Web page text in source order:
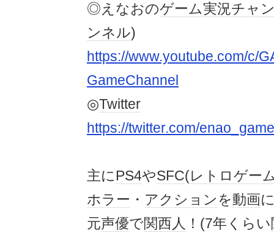
◎えなおのゲーム実況チャ
ンネル)
https://www.youtube.com/c/
GameChannel
◎Twitter
https://twitter.com/
主にPS4やSFC(レトロゲー
ホラー ・ アクションを動画
元声優で関西人 ！(7年くらい